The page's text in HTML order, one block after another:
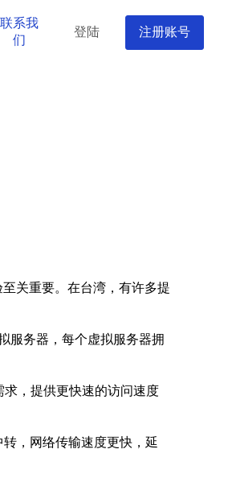
联系我
们
登陆 注册账号
关重要。在台湾，有许多提
服务器，每个虚拟服务器拥
，提供更快速的访问速度
，网络传输速度更快，延